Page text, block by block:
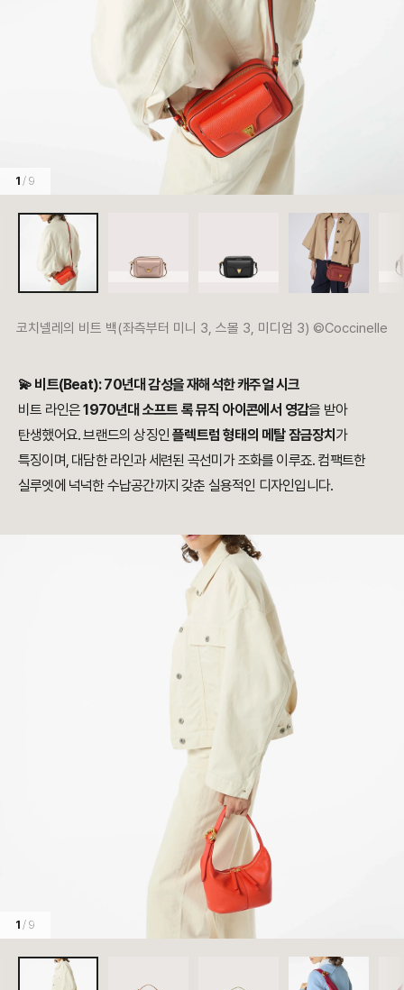
1 / 9
코치넬레의 비트 백(좌측부터 미니 3, 스몰 3, 미디엄 3) ©Coccinelle
💫 비트(Beat): 70년대 감성을 재해석한 캐주얼 시크
비트 라인은1970년대 소프트 록 뮤직 아이콘에서 영감을 받아
탄생했어요. 브랜드의 상징인플렉트럼 형태의 메탈 잠금장치 가
특징이며, 대담한 라인과 세련된 곡선미가 조화를 이루죠. 컴팩트한
실루엣에 넉넉한 수납공간까지 갖춘 실용적인 디자인입니다.
1 / 9